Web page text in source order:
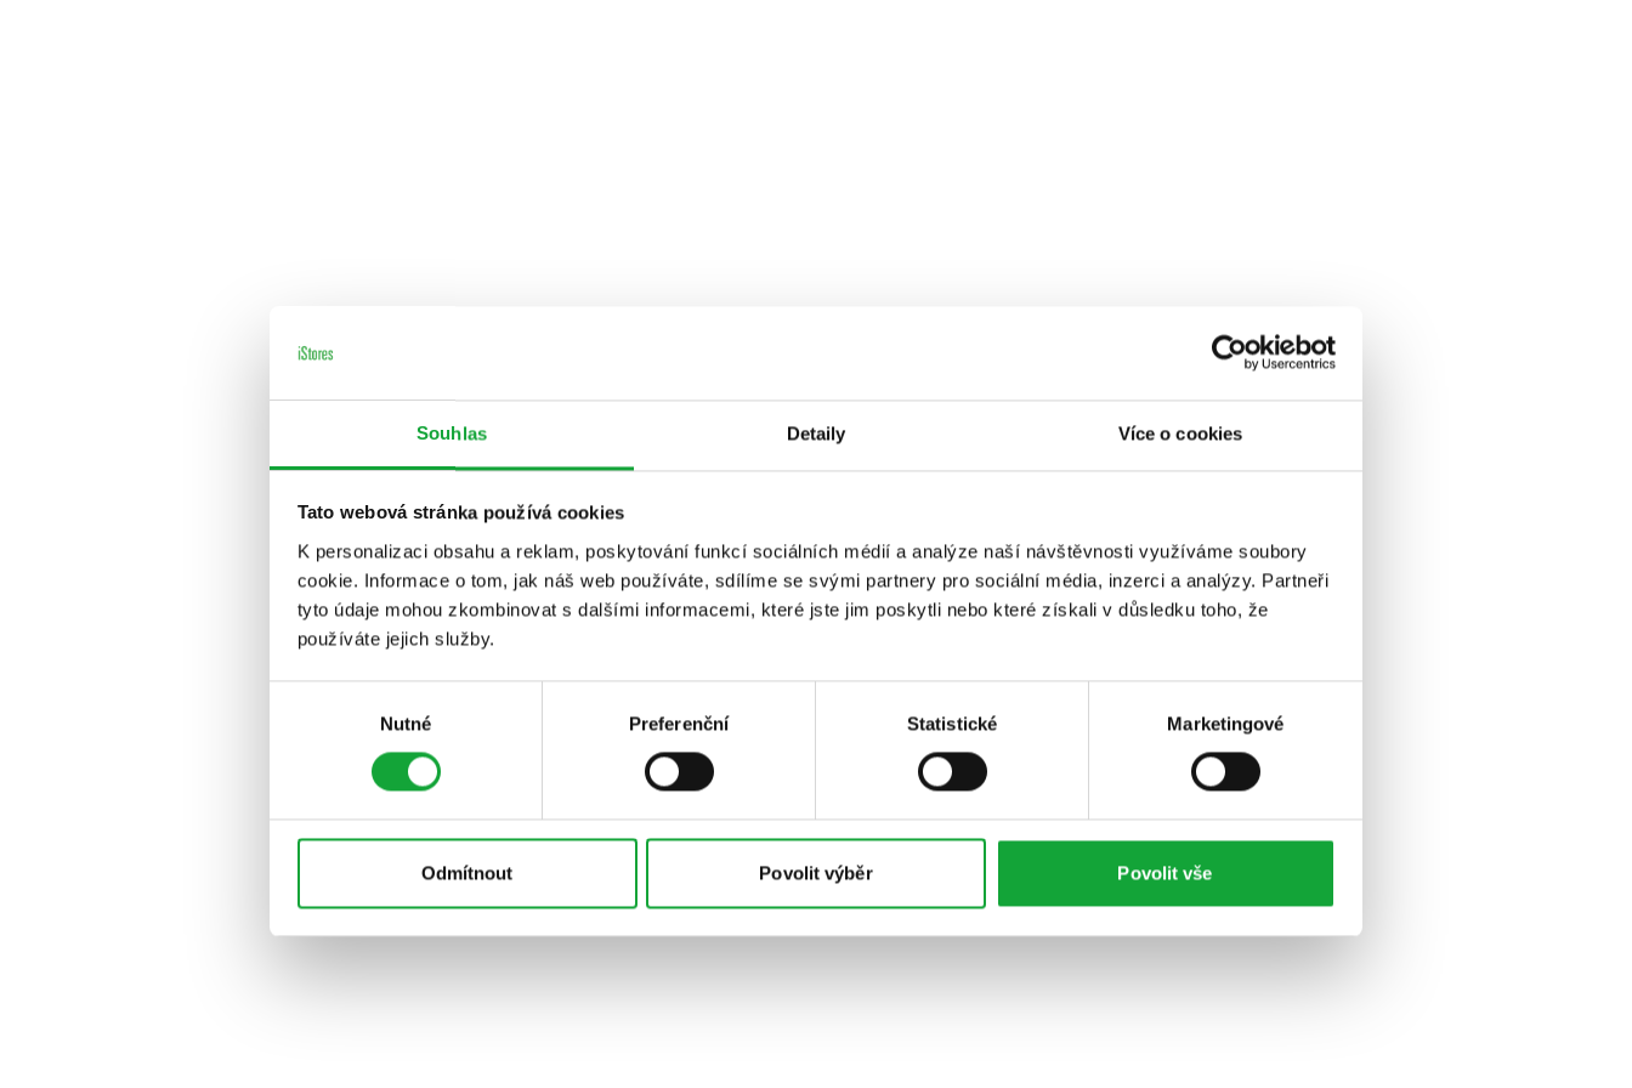
Souhlas Detaily Více o cookies
Tato webová stránka používá cookies
K personalizaci obsahu a reklam, poskytování funkcí sociálních médií a analýze naší návštěvnosti využíváme soubory
cookie. Informace o tom, jak náš web používáte, sdílíme se svými partnery pro sociální média, inzerci a analýzy. Partneři
tyto údaje mohou zkombinovat s dalšími informacemi, které jste jim poskytli nebo které získali v důsledku toho, že
používáte jejich služby.
Nutné Preferenční Statistické Marketingové
Odmítnout Povolit výběr Povolit vše